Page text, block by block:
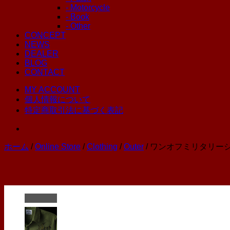
- Motorcycle
- Book
- Other
CONCEPT
NEWS
DEALER
BLOG
CONTACT
MY ACCOUNT
個人情報について
特定商取引法に基づく表記
ホーム /Online Store /Clothing /Outer / ワンオフミリタリー